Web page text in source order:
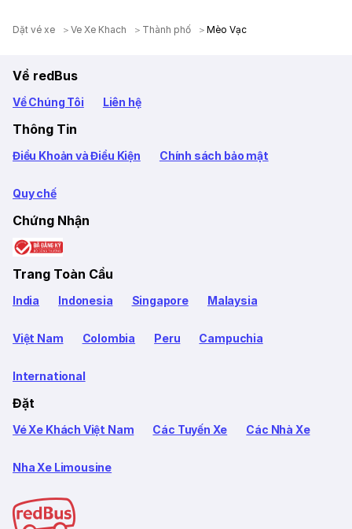
Dặt vé xe Ve Xe Khach Thành phố Mèo Vạc
Về redBus
Về Chúng Tôi Liên hệ
Thông Tin
Điều Khoản và Điều Kiện Chính sách bảo mật
Quy chế
Chứng Nhận
Trang Toàn Cầu
India Indonesia Singapore Malaysia
Việt Nam Colombia Peru Campuchia
International
Đặt
Vé Xe Khách Việt Nam Các Tuyến Xe Các Nhà Xe
Nha Xe Limousine